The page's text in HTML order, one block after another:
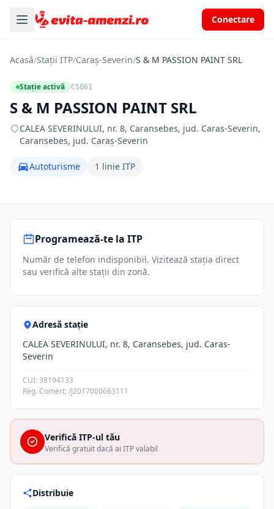
Conectare
Acasă/Stații ITP/Caraș-Severin/S & M PASSION PAINT SRL
Stație activă CS061
S & M PASSION PAINT SRL
CALEA SEVERINULUI, nr. 8, Caransebes, jud. Caras-Severin,
Caransebes, jud. Caraș-Severin
Autoturisme 1 linie ITP
Programează-te la ITP
Număr de telefon indisponibil. Vizitează stația direct
sau verifică alte stații din zonă.
Adresă stație
CALEA SEVERINULUI, nr. 8, Caransebes, jud. Caras-
Severin
CUI: 38194133
Reg. Comerț: /J2017000663111
Verifică ITP-ul tău
Verifică gratuit dacă ai ITP valabil
Distribuie